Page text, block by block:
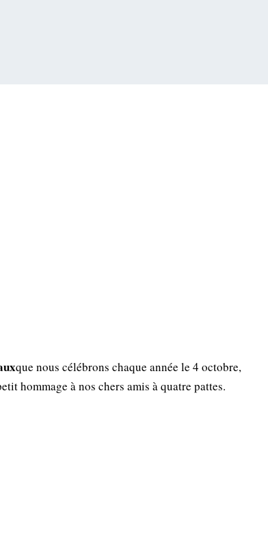
que nous célébrons chaque année le 4 octobre,
hommage à nos chers amis à quatre pattes.